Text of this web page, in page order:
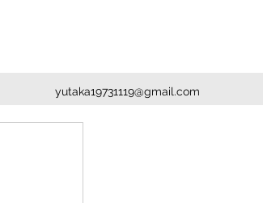
yutaka19731119@gmail.com